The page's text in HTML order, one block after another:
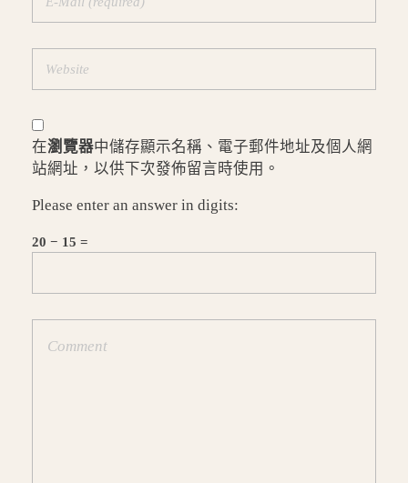
在瀏覽器中儲存顯示名稱、電子郵件地址及個人網
站網址，以供下次發佈留言時使用。
Please enter an answer in digits:
20 − 15 =